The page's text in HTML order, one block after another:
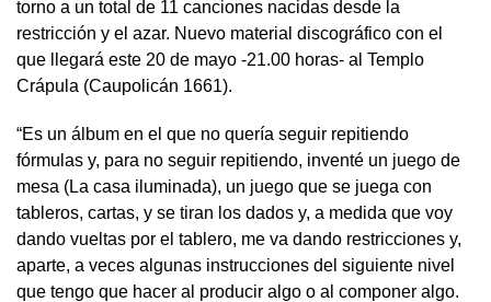
torno a un total de 11 canciones nacidas desde la
restricción y el azar. Nuevo material discográfico con el
que llegará este 20 de mayo -21.00 horas- al Templo
Crápula (Caupolicán 1661).
“Es un álbum en el que no quería seguir repitiendo
fórmulas y, para no seguir repitiendo, inventé un juego de
mesa (La casa iluminada), un juego que se juega con
tableros, cartas, y se tiran los dados y, a medida que voy
dando vueltas por el tablero, me va dando restricciones y,
aparte, a veces algunas instrucciones del siguiente nivel
que tengo que hacer al producir algo o al componer algo.